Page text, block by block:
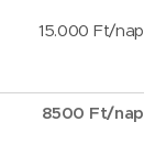
15.000 Ft/nap
8500 Ft/nap